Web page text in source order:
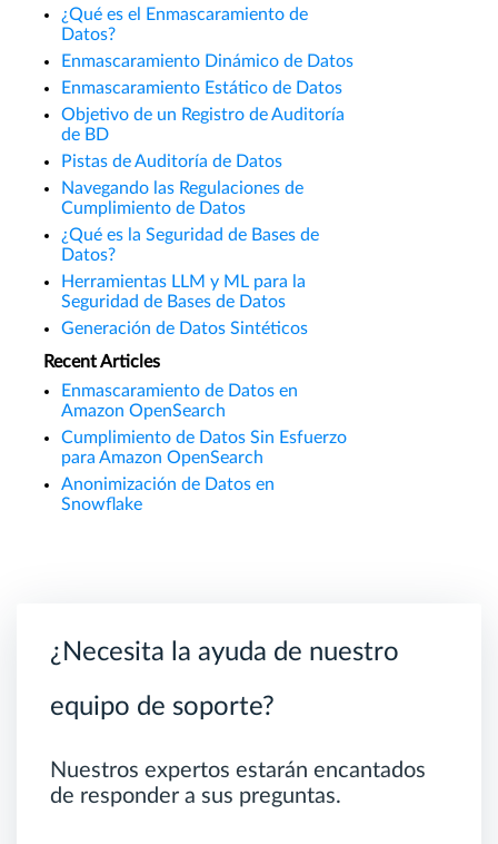
¿Qué es el Enmascaramiento de
Datos?
Enmascaramiento Dinámico de Datos
Enmascaramiento Estático de Datos
Objetivo de un Registro de Auditoría
de BD
Pistas de Auditoría de Datos
Navegando las Regulaciones de
Cumplimiento de Datos
¿Qué es la Seguridad de Bases de
Datos?
Herramientas LLM y ML para la
Seguridad de Bases de Datos
Generación de Datos Sintéticos
Recent Articles
Enmascaramiento de Datos en
Amazon OpenSearch
Cumplimiento de Datos Sin Esfuerzo
para Amazon OpenSearch
Anonimización de Datos en
Snowflake
¿Necesita la ayuda de nuestro
equipo de soporte?
Nuestros expertos estarán encantados
de responder a sus preguntas.